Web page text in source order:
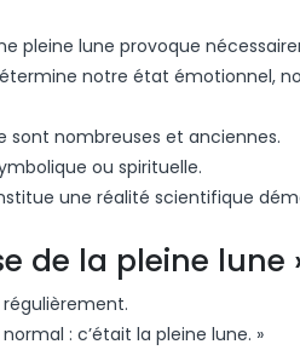
pleine lune provoque
notre état émotionnel,
sont nombreuses et anciennes.
ou spirituelle.
une réalité scientifique
de la pleine lune
: c’était la pleine lune. »